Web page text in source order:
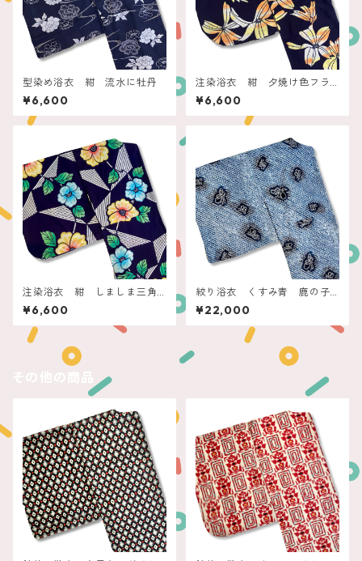
型染め浴衣 紺 流水に牡丹
¥6,600
注染浴衣 紺 夕焼け色フラ
ワー
¥6,600
注染浴衣 紺 しましま三角
とお花
¥6,600
絞り浴衣 くすみ青 鹿の子
にプチ蝶々
¥22,000